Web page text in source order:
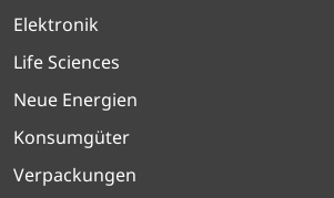
Elektronik
Life Sciences
Neue Energien
Konsumgüter
Verpackungen